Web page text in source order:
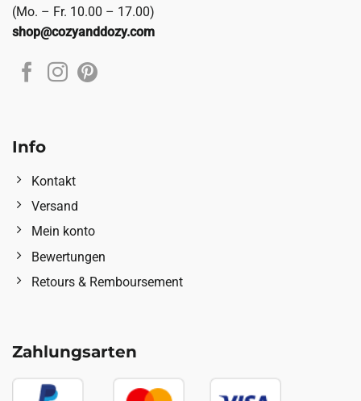
(Mo. – Fr. 10.00 – 17.00)
shop@cozyanddozy.com
Info
Kontakt
Versand
Mein konto
Bewertungen
Retours & Remboursement
Zahlungsarten